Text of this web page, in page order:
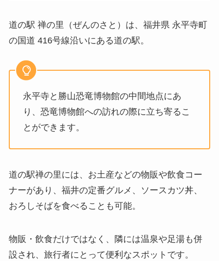
道の駅 禅の里（ぜんのさと）は、福井県 永平寺町
の国道 416号線沿いにある道の駅。
永平寺と勝山恐竜博物館の中間地点にあ
り、恐竜博物館への訪れの際に立ち寄るこ
とができます。
道の駅禅の里には、お土産などの物販や飲食コー
ナーがあり、福井の定番グルメ、ソースカツ丼、
おろしそばを食べることも可能。
物販・飲食だけではなく、隣には温泉や足湯も併
設され、旅行者にとって便利なスポットです。